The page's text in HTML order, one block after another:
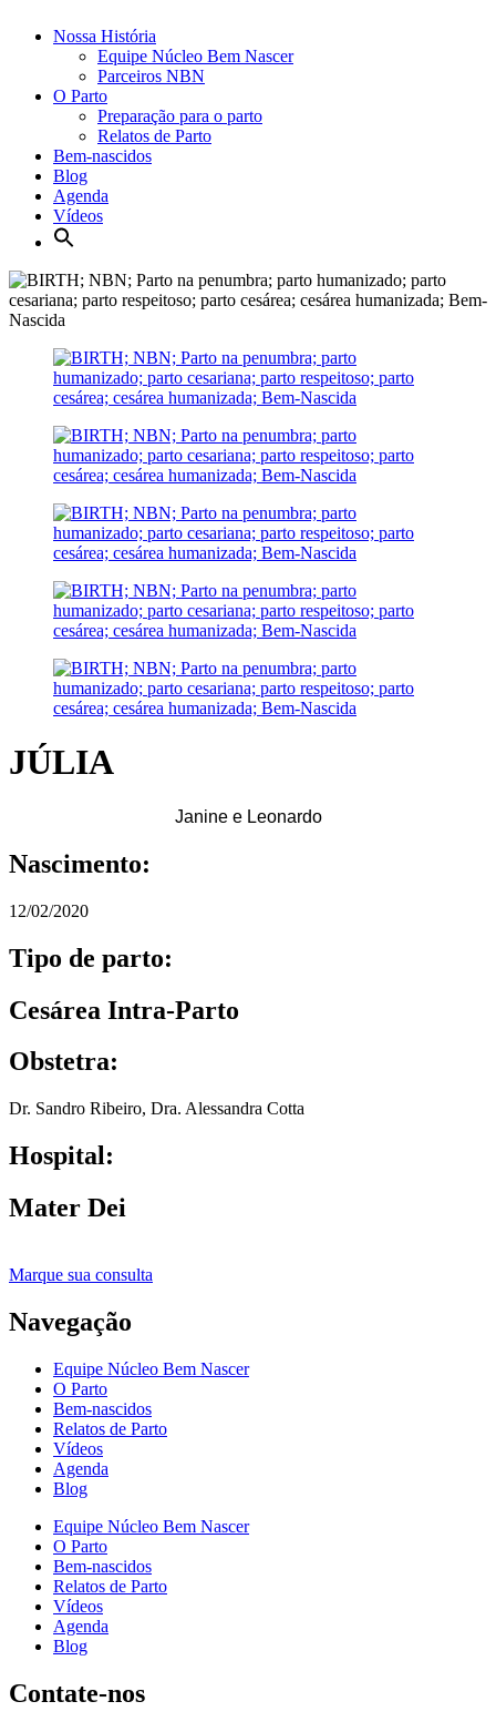
Nossa História
Equipe Núcleo Bem Nascer
Parceiros NBN
O Parto
Preparação para o parto
Relatos de Parto
Bem-nascidos
Blog
Agenda
Vídeos
JÚLIA
Janine e Leonardo
Nascimento:
12/02/2020
Tipo de parto:
Cesárea Intra-Parto
Obstetra:
Dr. Sandro Ribeiro, Dra. Alessandra Cotta
Hospital:
Mater Dei
Marque sua consulta
Navegação
Equipe Núcleo Bem Nascer
O Parto
Bem-nascidos
Relatos de Parto
Vídeos
Agenda
Blog
Equipe Núcleo Bem Nascer
O Parto
Bem-nascidos
Relatos de Parto
Vídeos
Agenda
Blog
Contate-nos